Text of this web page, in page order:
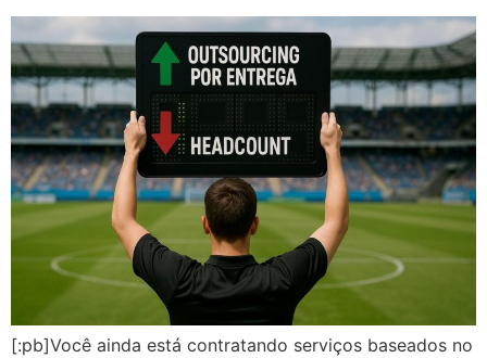
[:pb]Você ainda está contratando serviços baseados no